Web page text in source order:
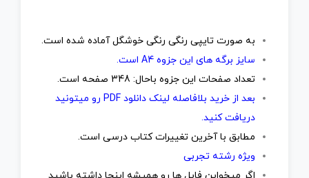
به صورت تایپی رنگی رنگی خوشگل آماده شده است.
سایز برگه های این جزوه A4 است.
تعداد صفحات این جزوه باحال: 348 صفحه است.
بعد از خرید بلافاصله لینک دانلود PDF رو میتونید
دریافت کنید.
مطابق با آخرین تغییرات کتاب درسی است.
ویژه رشته تجربی